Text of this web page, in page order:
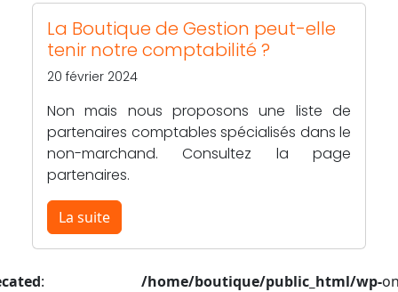
La Boutique de Gestion peut-elle
tenir notre comptabilité ?
20 février 2024
Non mais nous proposons une liste de
partenaires comptables spécialisés dans le
non-marchand. Consultez la page
partenaires.
La suite
:
/home/boutique/public_html/wp-